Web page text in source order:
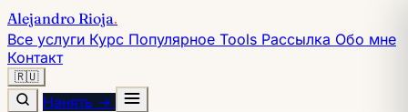
Alejandro Rioja.
Все услуги Курс Популярное Tools Рассылка Обо мне
Контакт
🇷🇺
Нанять →